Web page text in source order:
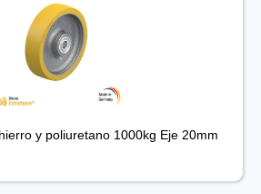
y poliuretano 1000kg Eje 20mm